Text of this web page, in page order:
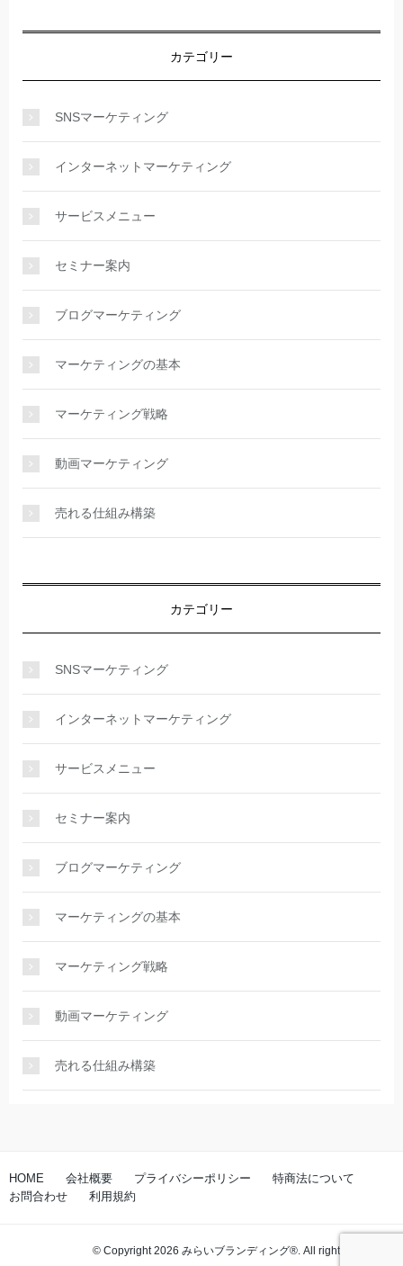
カテゴリー
SNSマーケティング
インターネットマーケティング
サービスメニュー
セミナー案内
ブログマーケティング
マーケティングの基本
マーケティング戦略
動画マーケティング
売れる仕組み構築
カテゴリー
SNSマーケティング
インターネットマーケティング
サービスメニュー
セミナー案内
ブログマーケティング
マーケティングの基本
マーケティング戦略
動画マーケティング
売れる仕組み構築
HOME 会社概要 プライバシーポリシー
特商法について
お問合わせ
利用規約
© Copyright 2026 みらいブランディング®️. All rights reserved.